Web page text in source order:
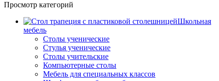
Просмотр категорий
Школьная
мебель
Столы ученические
Стулья ученические
Столы учительские
Компьютерные столы
Мебель для специальных классов